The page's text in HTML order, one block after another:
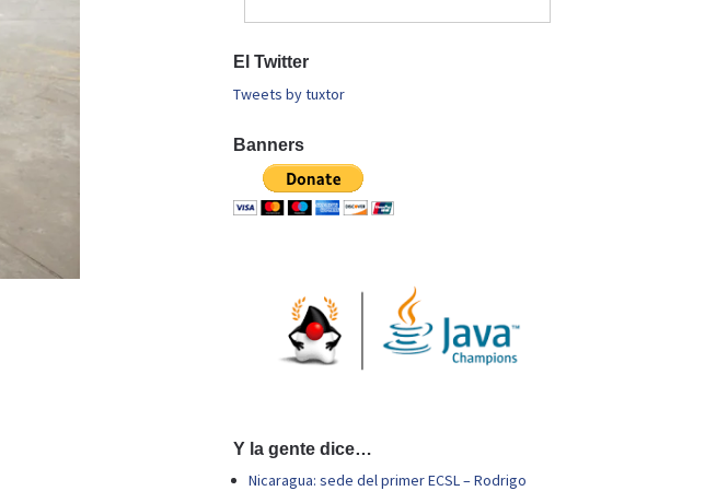
El Twitter
Tweets by tuxtor
Banners
Y la gente dice…
Nicaragua: sede del primer ECSL – Rodrigo